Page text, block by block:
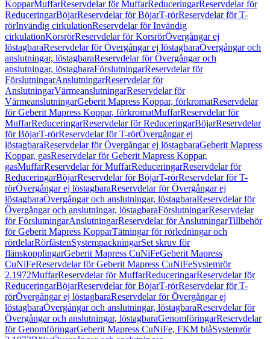
KopparMuffarReservdelar för MuffarReduceringarReservdelar för
ReduceringarBöjarReservdelar för BöjarT-rörReservdelar för T-
rörInvändig cirkulationReservdelar för Invändig
cirkulationKorsrörReservdelar för KorsrörÖvergångar ej
löstagbaraReservdelar för Övergångar ej löstagbaraÖvergångar och
anslutningar, löstagbaraReservdelar för Övergångar och
anslutningar, löstagbaraFörslutningarReservdelar för
FörslutningarAnslutningarReservdelar för
AnslutningarVärmeanslutningarReservdelar för
VärmeanslutningarGeberit Mapress Koppar, förkromatReservdelar
för Geberit Mapress Koppar, förkromatMuffarReservdelar för
MuffarReduceringarReservdelar för ReduceringarBöjarReservdelar
för BöjarT-rörReservdelar för T-rörÖvergångar ej
löstagbaraReservdelar för Övergångar ej löstagbaraGeberit Mapress
Koppar, gasReservdelar för Geberit Mapress Koppar,
gasMuffarReservdelar för MuffarReduceringarReservdelar för
ReduceringarBöjarReservdelar för BöjarT-rörReservdelar för T-
rörÖvergångar ej löstagbaraReservdelar för Övergångar ej
löstagbaraÖvergångar och anslutningar, löstagbaraReservdelar för
Övergångar och anslutningar, löstagbaraFörslutningarReservdelar
för FörslutningarAnslutningarReservdelar för AnslutningarTillbehör
för Geberit Mapress KopparTätningar för rörledningar och
rördelarRörfästenSystempackningarSet skruv för
flänskopplingarGeberit Mapress CuNiFeGeberit Mapress
CuNiFeReservdelar för Geberit Mapress CuNiFeSystemrör
2.1972MuffarReservdelar för MuffarReduceringarReservdelar för
ReduceringarBöjarReservdelar för BöjarT-rörReservdelar för T-
rörÖvergångar ej löstagbaraReservdelar för Övergångar ej
löstagbaraÖvergångar och anslutningar, löstagbaraReservdelar för
Övergångar och anslutningar, löstagbaraGenomföringarReservdelar
för GenomföringarGeberit Mapress CuNiFe, FKM blåSystemrör